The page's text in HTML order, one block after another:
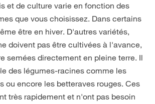
et de culture varie en fonction des
que vous choisissez. Dans certains
être en hiver. D'autres variétés,
doivent pas être cultivées à l'avance,
semées directement en pleine terre. Il
des légumes-racines comme les
ou encore les betteraves rouges. Ces
très rapidement et n'ont pas besoin